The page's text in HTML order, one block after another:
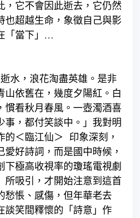
，它不會因此逝去，它仍然
也超越生命，象徵自己與影
「當下」…
水，浪花淘盡英雄。是非
山依舊在，幾度夕陽紅。白
慣看秋月春風。一壺濁酒喜
事，都付笑談中。」我對明
的＜臨江仙＞ 印象深刻，
愛好詩詞，而是國中時候，
下極高收視率的瓊瑤電視劇
所吸引，才開始注意到這首
愁悵、感傷，但年華老去
談笑間釋懷的「詩意」作